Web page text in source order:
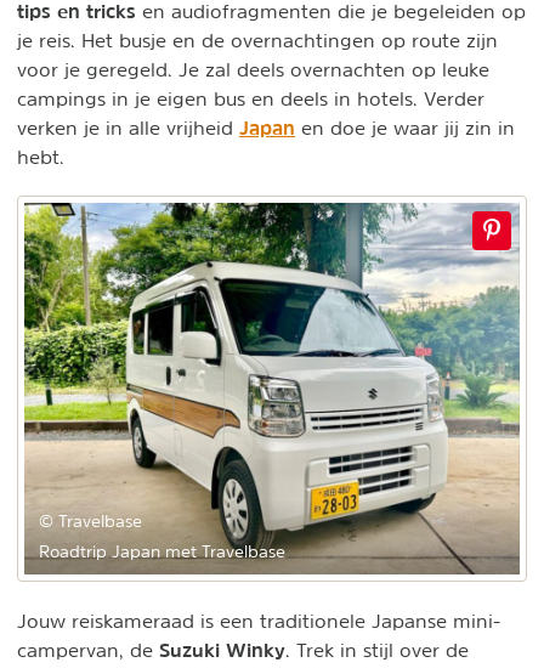
tips en tricks en audiofragmenten die je begeleiden op
je reis. Het busje en de overnachtingen op route zijn
voor je geregeld. Je zal deels overnachten op leuke
campings in je eigen bus en deels in hotels. Verder
verken je in alle vrijheid Japan en doe je waar jij zin in
hebt.
© Travelbase
Roadtrip Japan met Travelbase
Jouw reiskameraad is een traditionele Japanse mini-
campervan, de Suzuki Winky . Trek in stijl over de